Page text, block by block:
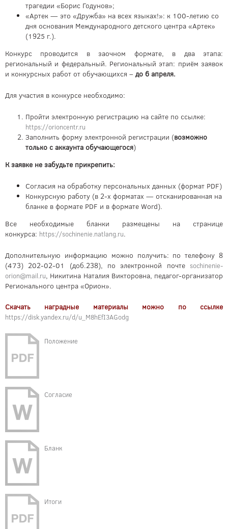
трагедии «Борис Годунов»;
«Артек — это «Дружба» на всех языках!»: к 100-летию со
дня основания Международного детского центра «Артек»
(1925 г.).
Конкурс проводится в заочном формате, в два этапа:
региональный и федеральный. Региональный этап: приём заявок
и конкурсных работ от обучающихся – до 6 апреля.
Для участия в конкурсе необходимо:
Пройти электронную регистрацию на сайте по ссылке:
https://orioncentr.ru
Заполнить форму электронной регистрации (возможно
только с аккаунта обучающегося)
К заявке не забудьте прикрепить:
Согласия на обработку персональных данных (формат PDF)
Конкурсную работу (в 2-х форматах — отсканированная на
бланке в формате PDF и в формате Word).
Все необходимые бланки размещены на странице
конкурса: https://sochinenie.natlang.ru.
Дополнительную информацию можно получить: по телефону 8
(473) 202-02-01 (доб.238), по электронной почте sochinenie-
orion@mail.ru, Никитина Наталия Викторовна, педагог-организатор
Регионального центра «Орион».
Скачать наградные материалы можно по ссылке
https://disk.yandex.ru/d/u_M8hEfI3AGodg
Положение
Согласие
Бланк
Итоги